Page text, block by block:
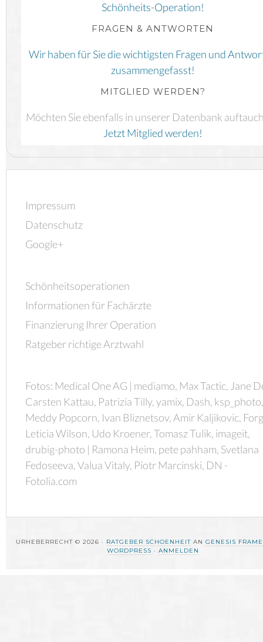
Schönheits-Operation!
FRAGEN & ANTWORTEN
Wir haben für Sie die wichtigsten Fragen und
zusammengefasst!
MITGLIED WERDEN?
Möchten Sie ebenfalls in unserer Datenbank
Jetzt Mitglied werden!
Impressum
Datenschutz
Google+
Schönheitsoperationen
Informationen für Fachärzte
Finanzierung Ihrer Operation
Ratgeber richtige Arztwahl
Fotos: Medical One AG | mediamo, Max Tactic, Jane
Carsten Kattau, Patrizia Tilly, yamix, Dash, ksp_photo,
Meddy Popcorn, Ivan Bliznetsov, Amir Kaljikovic,
Leticia Wilson, Udo Kroener, Tomasz Tulik, imageit,
drubig-photo | Ramona Heim, pete pahham, Svetlana
Fedoseeva, Valua Vitaly, Piotr Marcinski, DN -
Fotolia.com
URHEBERRECHT © 2026 · RATGEBER SCHOENHEIT AN GENESIS
WORDPRESS · ANMELDEN